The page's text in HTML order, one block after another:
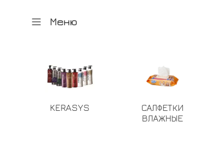
Меню
KERASYS
САЛФЕТКИ
ВЛАЖНЫЕ